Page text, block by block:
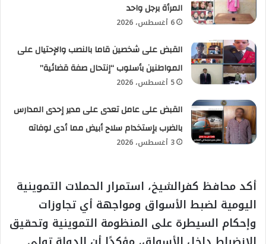
المرأة برجل واحد
6 أغسطس، 2026
القبض على شخصين قاما بالنصب والإحتيال على
المواطنين بأسلوب “إنتحال صفة قضائية”
5 أغسطس، 2026
القبض على عامل تعدى على مدير إحدى المدارس
بالضرب بإستخدام سلاح أبيض مما أدى لوفاته
3 أغسطس، 2026
أكد محافظ كفرالشيخ، استمرار الحملات التموينية
اليومية لضبط الأسواق ومواجهة أي تجاوزات
وإحكام السيطرة على المنظومة التموينية وتحقيق